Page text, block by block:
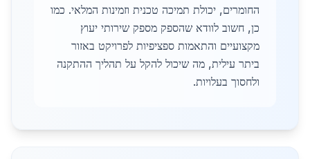
החומרים, יכולת תמיכה טכנית וזמינות המלאי. כמו
כן, חשוב לוודא שהספק מספק שירותי יעוץ
מקצועיים והתאמות ספציפיות לפרויקט באזור
ביתר עילית, מה שיכול להקל על תהליך ההתקנה
ולחסוך בעלויות.